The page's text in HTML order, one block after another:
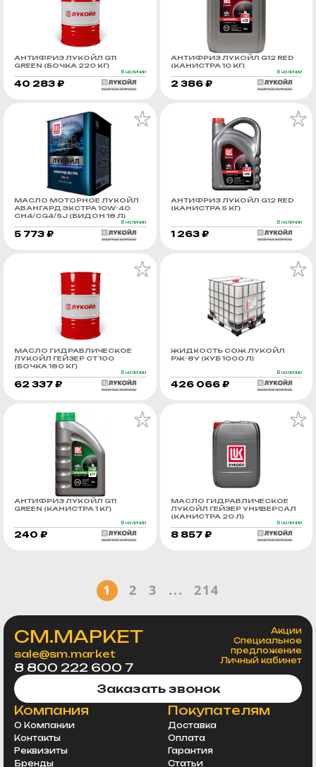
АНТИФРИЗ ЛУКОЙЛ G11
GREEN (БОЧКА 220 КГ)
В наличии
40 283 ₽
АНТИФРИЗ ЛУКОЙЛ G12 RED
(КАНИСТРА 10 КГ)
В наличии
2 386 ₽
МАСЛО МОТОРНОЕ ЛУКОЙЛ
АВАНГАРД ЭКСТРА 10W-40
CH4/CG4/SJ (БИДОН 18 Л)
В наличии
5 773 ₽
АНТИФРИЗ ЛУКОЙЛ G12 RED
(КАНИСТРА 5 КГ)
В наличии
1 263 ₽
МАСЛО ГИДРАВЛИЧЕСКОЕ
ЛУКОЙЛ ГЕЙЗЕР СТ 100
(БОЧКА 180 КГ)
В наличии
62 337 ₽
ЖИДКОСТЬ СОЖ ЛУКОЙЛ
РЖ-8У (КУБ 1000 Л)
В наличии
426 066 ₽
АНТИФРИЗ ЛУКОЙЛ G11
GREEN (КАНИСТРА 1 КГ)
В наличии
240 ₽
МАСЛО ГИДРАВЛИЧЕСКОЕ
ЛУКОЙЛ ГЕЙЗЕР УНИВЕРСАЛ
(КАНИСТРА 20 Л)
В наличии
8 857 ₽
1 2 3 ... 214
СМ.МАРКЕТ
sale@sm.market
8 800 222 600 7
Акции
Специальное
предложение
Личный кабинет
Заказать звонок
Компания
О Компании
Контакты
Реквизиты
Бренды
Покупателям
Доставка
Оплата
Гарантия
Статьи